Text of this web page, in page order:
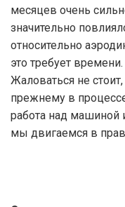
месяцев очень
значительно
относительно
это требует времени.
Жаловаться не
прежнему в
работа над машиной
мы двигаемся в